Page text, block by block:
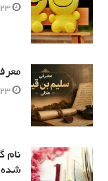
23 جولای 2026
23 جولای 2026
نام‌